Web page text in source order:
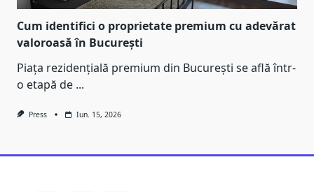
Cum identifici o proprietate premium cu adevărat
valoroasă în București
Piața rezidențială premium din București se află într-
o etapă de ...
Press Iun. 15, 2026